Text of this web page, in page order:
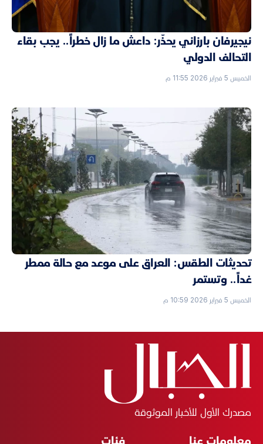
نيجيرفان بارزاني يحذّر: داعش ما زال خطراً.. يجب بقاء
التحالف الدولي
الخميس 5 فبراير 2026 11:55 م
تحديثات الطقس: العراق على موعد مع حالة ممطر
غداً.. وتستمر
الخميس 5 فبراير 2026 10:59 م
مصدرك الأول للأخبار الموثوقة
معلومات عنا فئات